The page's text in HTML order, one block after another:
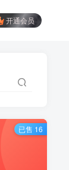
开通会员
已售 16